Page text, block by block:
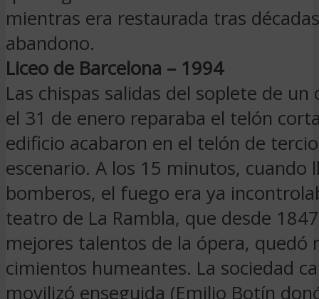
mientras era restaurada tras
abandono.
Liceo de Barcelona – 1994
Las chispas salidas del soplete de
el 31 de enero reparaba el telón
edificio acabaron en el telón de
escenario. A los 15 minutos, cuando
bomberos, el fuego era ya
teatro de La Rambla, que desde
mejores talentos de la ópera, quedó
cimientos humeantes. La sociedad
movilizó enseguida (Emilio Botín